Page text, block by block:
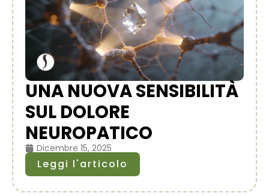
UNA NUOVA SENSIBILITÀ
SUL DOLORE
NEUROPATICO
Dicembre 15, 2025
Leggi l'articolo